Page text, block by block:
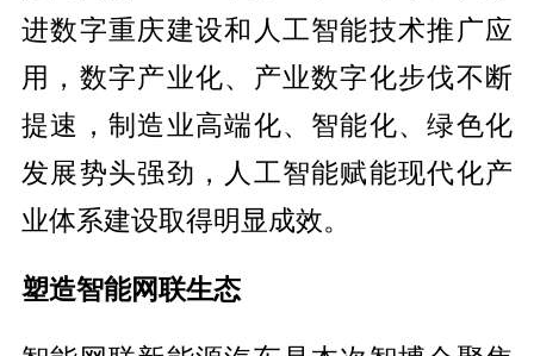
进数字重庆建设和人工智能技术推广应
用，数字产业化、产业数字化步伐不断
提速，制造业高端化、智能化、绿色化
发展势头强劲，人工智能赋能现代化产
业体系建设取得明显成效。
塑造智能网联生态